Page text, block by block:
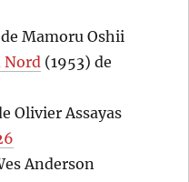
Mamoru Oshii
Nord (1953) de
Olivier Assayas
Anderson